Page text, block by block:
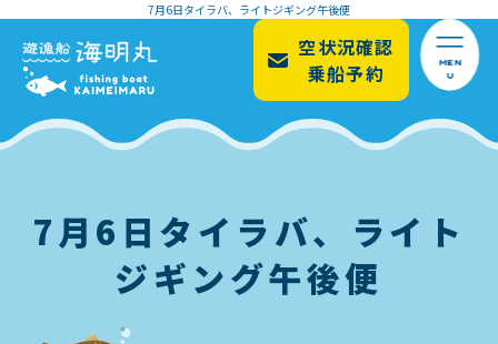
7月6日タイラバ、ライトジギング午後便
MEN
U
空状況確認
乗船予約
7月6日タイラバ、ライト
ジギング午後便